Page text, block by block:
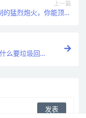
上一篇
猛烈炮火，你能顶住
么要垃圾回